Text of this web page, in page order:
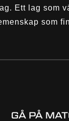
Ett lag som
som
GÅ PÅ